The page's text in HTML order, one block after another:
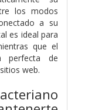
los modos
a su
es ideal para
que el
perfecta de
web.